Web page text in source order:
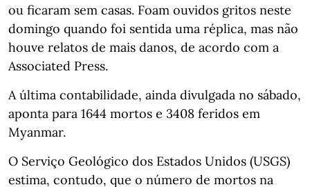
ou ficaram sem casas. Foam ouvidos gritos neste
domingo quando foi sentida uma réplica, mas não
houve relatos de mais danos, de acordo com a
Associated Press.
A última contabilidade, ainda divulgada no sábado,
aponta para 1644 mortos e 3408 feridos em
Myanmar.
O Serviço Geológico dos Estados Unidos (USGS)
estima, contudo, que o número de mortos na